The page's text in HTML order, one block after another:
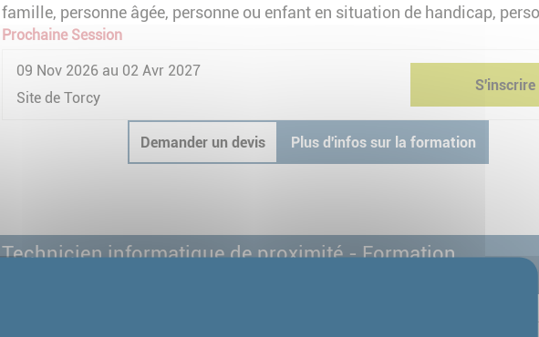
famille, personne âgée, personne ou enfant en situation de handicap,
convalescence ou souffrant d’une maladie) ayant besoin d’aide pour les
Prochaine Session
09 Nov 2026 au 02 Avr 2027
Site de Torcy
S'inscrire
Demander un devis Plus d'infos sur la formation
Technicien informatique de proximité - Formation